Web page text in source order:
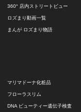
360° 店内ストリートビュー
ロズまり動画一覧
まんが ロズまり物語
マリマドーナ化粧品
フローラスリム
DNA ビューティー遺伝子検査